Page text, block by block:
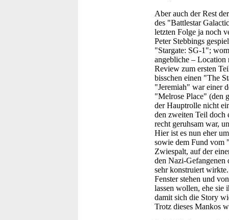
Aber auch der Rest
des "Battlestar
letzten Folge ja noch
Peter Stebbings
"Stargate: SG-1";
angebliche – Location
Review zum ersten
bisschen einen "The
"Jeremiah" war einer
"Melrose Place" (den
der Hauptrolle nicht
den zweiten Teil doch
recht geruhsam war,
Hier ist es nun eher
sowie dem Fund vom
Zwiespalt, auf der
den Nazi-Gefangenen
sehr konstruiert
Fenster stehen und
lassen wollen, ehe sie
damit sich die Story
Trotz dieses Mankos